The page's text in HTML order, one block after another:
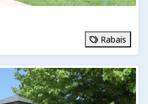
Rabais